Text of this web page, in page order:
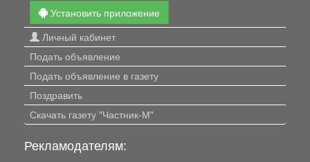
Установить приложение
Личный кабинет
Подать объявление
Подать объявление в газету
Поздравить
Скачать газету "Частник-М"
Рекламодателям: